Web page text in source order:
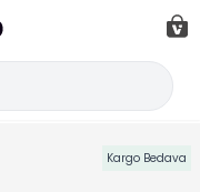
Kargo Bedava